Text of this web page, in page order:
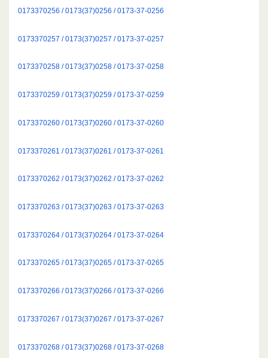
0173370256 / 0173(37)0256 / 0173-37-0256
0173370257 / 0173(37)0257 / 0173-37-0257
0173370258 / 0173(37)0258 / 0173-37-0258
0173370259 / 0173(37)0259 / 0173-37-0259
0173370260 / 0173(37)0260 / 0173-37-0260
0173370261 / 0173(37)0261 / 0173-37-0261
0173370262 / 0173(37)0262 / 0173-37-0262
0173370263 / 0173(37)0263 / 0173-37-0263
0173370264 / 0173(37)0264 / 0173-37-0264
0173370265 / 0173(37)0265 / 0173-37-0265
0173370266 / 0173(37)0266 / 0173-37-0266
0173370267 / 0173(37)0267 / 0173-37-0267
0173370268 / 0173(37)0268 / 0173-37-0268